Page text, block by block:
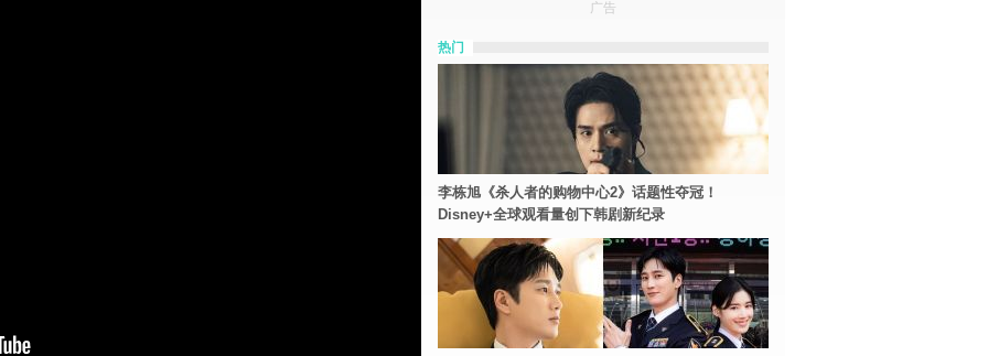
广告
热门
李栋旭《杀人者的购物中心2》话题性夺冠！
Disney+全球观看量创下韩剧新纪录